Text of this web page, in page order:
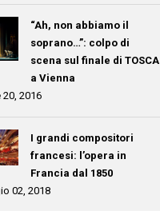
“Ah, non abbiamo il
soprano…”: colpo di
scena sul finale di TOSCA
a Vienna
2016
I grandi compositori
francesi: l’opera in
Francia dal 1850
02, 2018